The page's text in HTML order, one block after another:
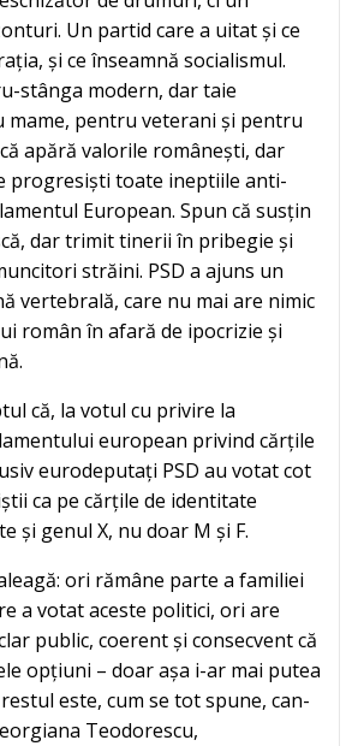
Un partid care a uitat și ce
și ce înseamnă socialismul.
stânga modern, dar taie
pentru veterani și pentru
apără valorile românești, dar
progresiști toate ineptiile anti-
European. Spun că susțin
dar trimit tinerii în pribegie și
străini. PSD a ajuns un
vertebrală, care nu mai are nimic
român în afară de ipocrizie și
că, la votul cu privire la
european privind cărțile
eurodeputați PSD au votat cot
ca pe cărțile de identitate
și genul X, nu doar M și F.
ori rămâne parte a familiei
a votat aceste politici, ori are
public, coerent și consecvent că
opțiuni – doar așa i-ar mai putea
este, cum se tot spune, can-
Teodorescu,